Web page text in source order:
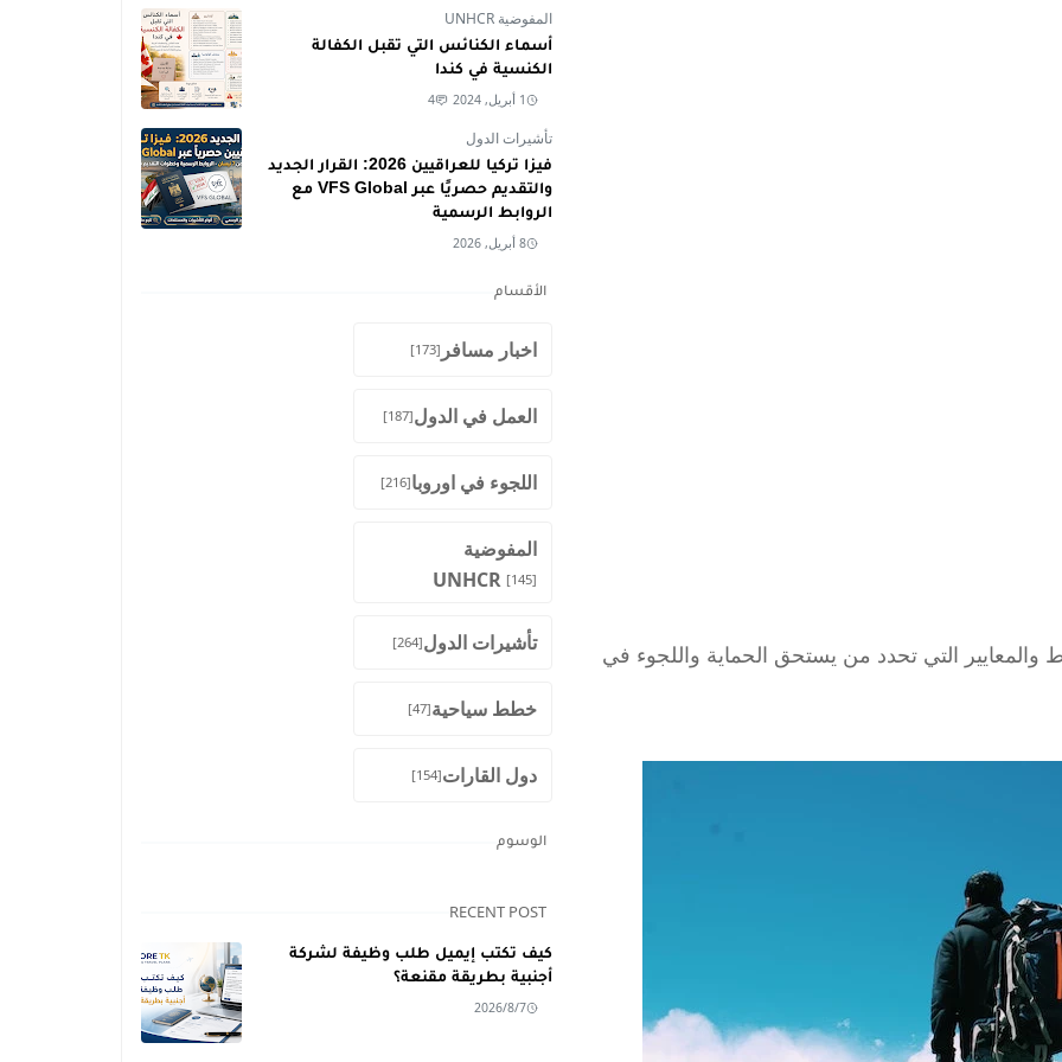
التي تحدد من يستحق الحماية واللجوء في
المفوضية UNHCR
أسماء الكنائس التي تقبل الكفالة
الكنسية في كندا
1 أبريل, 2024 4
تأشيرات الدول
فيزا تركيا للعراقيين 2026: القرار الجديد
والتقديم حصريًا عبر VFS Global مع
الروابط الرسمية
8 أبريل, 2026
الأقسام
اخبار مسافر [173]
العمل في الدول[187]
اللجوء في اوروبا[216]
المفوضية
UNHCR [145]
تأشيرات الدول[264]
خطط سياحية[47]
دول القارات[154]
الوسوم
RECENT POST
كيف تكتب إيميل طلب وظيفة لشركة
أجنبية بطريقة مقنعة؟
2026/8/7